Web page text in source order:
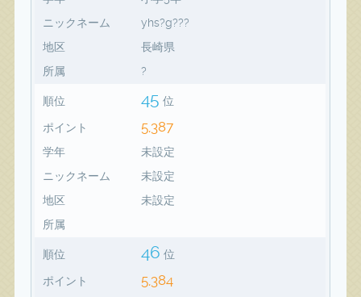
ニックネーム
yhs?g???
地区
長崎県
所属
?
順位 45 位
ポイント 5,387
学年
未設定
ニックネーム
未設定
地区
未設定
所属
順位 46 位
ポイント 5,384